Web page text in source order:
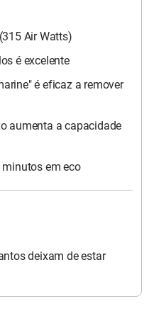
Air Watts)
é excelente
é eficaz a remover
aumenta a capacidade
em eco
deixam de estar